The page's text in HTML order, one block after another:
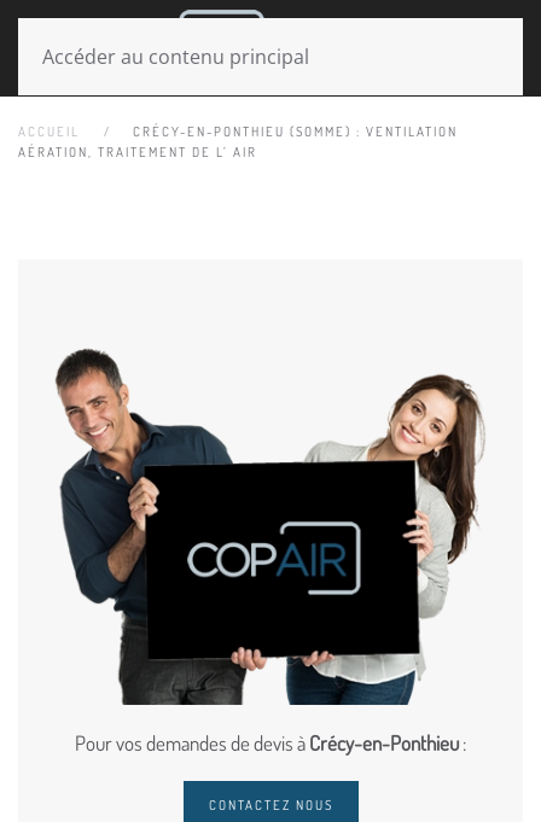
Accéder au contenu principal
ACCUEIL
CRÉCY-EN-PONTHIEU (SOMME) : VENTILATION
AÉRATION, TRAITEMENT DE L’ AIR
Pour vos demandes de devis àCrécy-en-Ponthieu:
CONTACTEZ NOUS